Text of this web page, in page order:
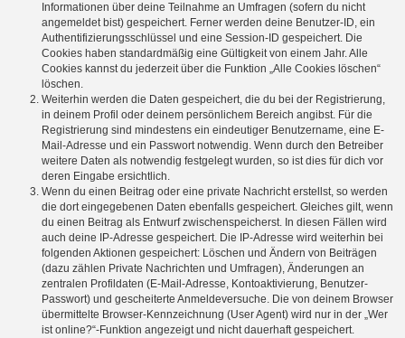
Informationen über deine Teilnahme an Umfragen (sofern du nicht
angemeldet bist) gespeichert. Ferner werden deine Benutzer-ID, ein
Authentifizierungsschlüssel und eine Session-ID gespeichert. Die
Cookies haben standardmäßig eine Gültigkeit von einem Jahr. Alle
Cookies kannst du jederzeit über die Funktion „Alle Cookies löschen“
löschen.
Weiterhin werden die Daten gespeichert, die du bei der Registrierung,
in deinem Profil oder deinem persönlichem Bereich angibst. Für die
Registrierung sind mindestens ein eindeutiger Benutzername, eine E-
Mail-Adresse und ein Passwort notwendig. Wenn durch den Betreiber
weitere Daten als notwendig festgelegt wurden, so ist dies für dich vor
deren Eingabe ersichtlich.
Wenn du einen Beitrag oder eine private Nachricht erstellst, so werden
die dort eingegebenen Daten ebenfalls gespeichert. Gleiches gilt, wenn
du einen Beitrag als Entwurf zwischenspeicherst. In diesen Fällen wird
auch deine IP-Adresse gespeichert. Die IP-Adresse wird weiterhin bei
folgenden Aktionen gespeichert: Löschen und Ändern von Beiträgen
(dazu zählen Private Nachrichten und Umfragen), Änderungen an
zentralen Profildaten (E-Mail-Adresse, Kontoaktivierung, Benutzer-
Passwort) und gescheiterte Anmeldeversuche. Die von deinem Browser
übermittelte Browser-Kennzeichnung (User Agent) wird nur in der „Wer
ist online?“-Funktion angezeigt und nicht dauerhaft gespeichert.